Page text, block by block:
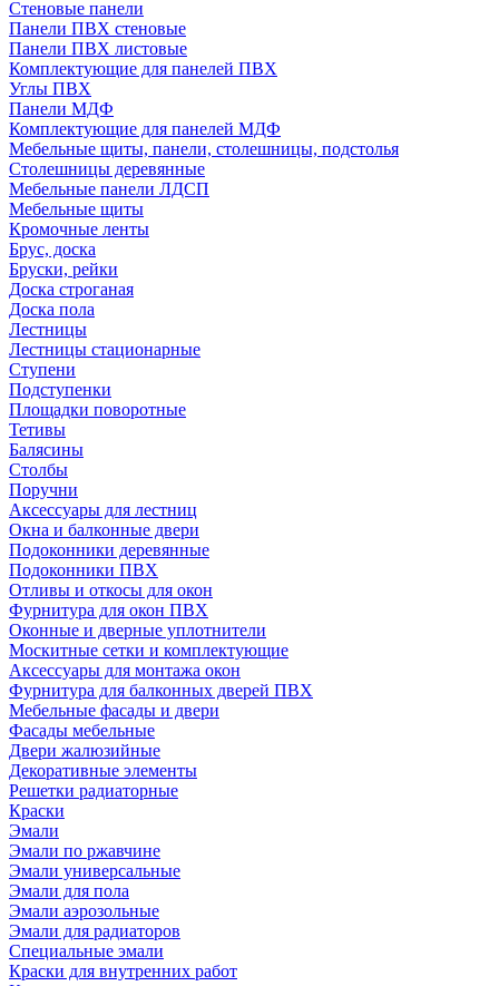
Стеновые панели
Панели ПВХ стеновые
Панели ПВХ листовые
Комплектующие для панелей ПВХ
Углы ПВХ
Панели МДФ
Комплектующие для панелей МДФ
Мебельные щиты, панели, столешницы, подстолья
Столешницы деревянные
Мебельные панели ЛДСП
Мебельные щиты
Кромочные ленты
Брус, доска
Бруски, рейки
Доска строганая
Доска пола
Лестницы
Лестницы стационарные
Ступени
Подступенки
Площадки поворотные
Тетивы
Балясины
Столбы
Поручни
Аксессуары для лестниц
Окна и балконные двери
Подоконники деревянные
Подоконники ПВХ
Отливы и откосы для окон
Фурнитура для окон ПВХ
Оконные и дверные уплотнители
Москитные сетки и комплектующие
Аксессуары для монтажа окон
Фурнитура для балконных дверей ПВХ
Мебельные фасады и двери
Фасады мебельные
Двери жалюзийные
Декоративные элементы
Решетки радиаторные
Краски
Эмали
Эмали по ржавчине
Эмали универсальные
Эмали для пола
Эмали аэрозольные
Эмали для радиаторов
Специальные эмали
Краски для внутренних работ